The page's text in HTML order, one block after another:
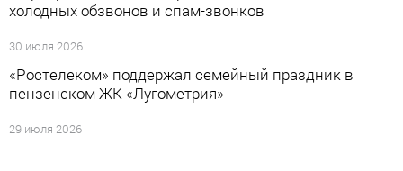
холодных обзвонов и спам-звонков
30 июля 2026
«Ростелеком» поддержал семейный праздник в
пензенском ЖК «Лугометрия»
29 июля 2026